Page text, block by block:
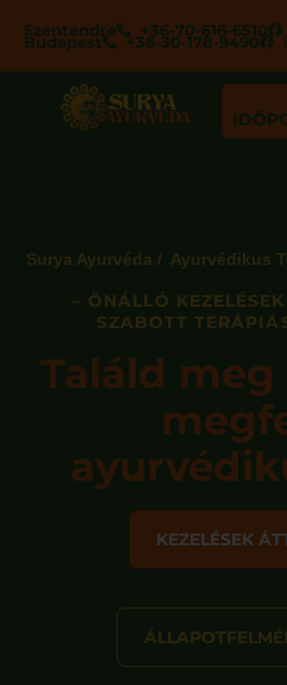
Szentendre +36-70-616-6510
Budapest +36-30-178-9490
Surya Ayurvéda / Ayurvédikus
– ÖNÁLLÓ
SZABOTT
Találd meg
KEZELÉSEK